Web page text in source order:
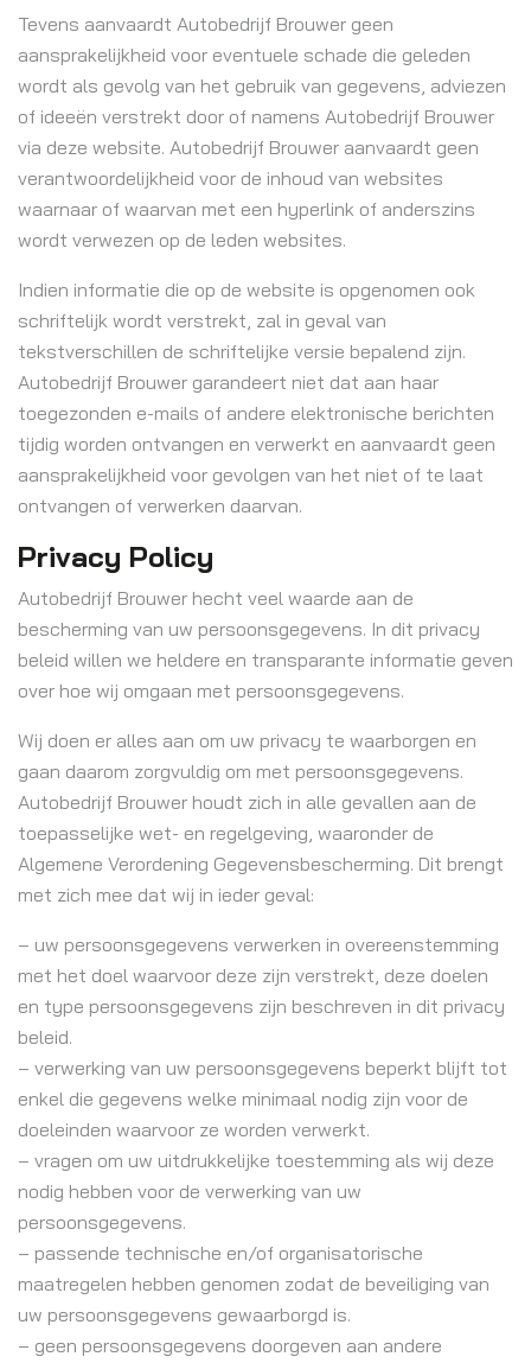
Tevens aanvaardt Autobedrijf Brouwer geen
aansprakelijkheid voor eventuele schade die geleden
wordt als gevolg van het gebruik van gegevens, adviezen
of ideeën verstrekt door of namens Autobedrijf Brouwer
via deze website. Autobedrijf Brouwer aanvaardt geen
verantwoordelijkheid voor de inhoud van websites
waarnaar of waarvan met een hyperlink of anderszins
wordt verwezen op de leden websites.
Indien informatie die op de website is opgenomen ook
schriftelijk wordt verstrekt, zal in geval van
tekstverschillen de schriftelijke versie bepalend zijn.
Autobedrijf Brouwer garandeert niet dat aan haar
toegezonden e-mails of andere elektronische berichten
tijdig worden ontvangen en verwerkt en aanvaardt geen
aansprakelijkheid voor gevolgen van het niet of te laat
ontvangen of verwerken daarvan.
Privacy Policy
Autobedrijf Brouwer hecht veel waarde aan de
bescherming van uw persoonsgegevens. In dit privacy
beleid willen we heldere en transparante informatie geven
over hoe wij omgaan met persoonsgegevens.
Wij doen er alles aan om uw privacy te waarborgen en
gaan daarom zorgvuldig om met persoonsgegevens.
Autobedrijf Brouwer houdt zich in alle gevallen aan de
toepasselijke wet- en regelgeving, waaronder de
Algemene Verordening Gegevensbescherming. Dit brengt
met zich mee dat wij in ieder geval:
– uw persoonsgegevens verwerken in overeenstemming
met het doel waarvoor deze zijn verstrekt, deze doelen
en type persoonsgegevens zijn beschreven in dit privacy
beleid.
– verwerking van uw persoonsgegevens beperkt blijft tot
enkel die gegevens welke minimaal nodig zijn voor de
doeleinden waarvoor ze worden verwerkt.
– vragen om uw uitdrukkelijke toestemming als wij deze
nodig hebben voor de verwerking van uw
persoonsgegevens.
– passende technische en/of organisatorische
maatregelen hebben genomen zodat de beveiliging van
uw persoonsgegevens gewaarborgd is.
– geen persoonsgegevens doorgeven aan andere